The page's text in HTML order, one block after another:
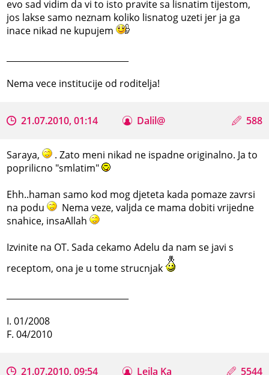
evo sad vidim da vi to isto pravite sa lisnatim tijestom,
jos lakse samo neznam koliko lisnatog uzeti jer ja ga
inace nikad ne kupujem
Nema vece institucije od roditelja!
21.07.2010, 01:14 Dalil@ 588
Saraya,
. Zato meni nikad ne ispadne originalno. Ja to
poprilicno "smlatim"
Ehh..haman samo kod mog djeteta kada pomaze zavrsi
na podu
Nema veze, valjda ce mama dobiti vrijedne
snahice, insaAllah
Izvinite na OT. Sada cekamo Adelu da nam se javi s
receptom, ona je u tome strucnjak
I. 01/2008
F. 04/2010
21.07.2010, 09:54 Lejla Ka 5544